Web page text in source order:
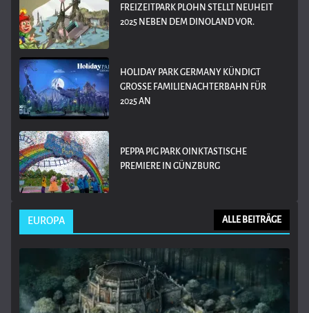
FREIZEITPARK PLOHN STELLT NEUHEIT
2025 NEBEN DEM DINOLAND VOR.
HOLIDAY PARK GERMANY KÜNDIGT
GROSSE FAMILIENACHTERBAHN FÜR 2
025 AN
PEPPA PIG PARK OINKTASTISCHE
PREMIERE IN GÜNZBURG
EUROPA ALLE BEITRÄGE